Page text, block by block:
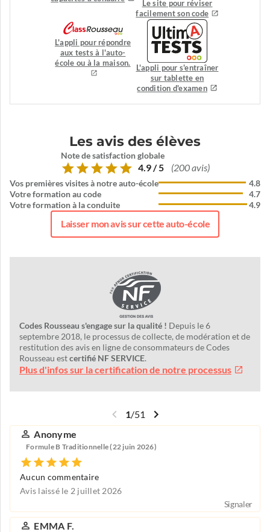
Le site pour réviser
facilement son code
L'appli pour répondre
aux tests à l'auto-
école ou à la maison.
L'appli pour s'entraîner
sur tablette en
condition d'examen
Les avis des élèves
Note de satisfaction globale
4.9 / 5 (200 avis)
Vos premières visites à notre auto-école
Votre formation au code
Votre formation à la conduite
4.8
4.7
4.9
Laisser mon avis sur cette auto-école
Codes Rousseau s'engage sur la qualité ! Depuis le 6
septembre 2018, le processus de collecte, de modération et de
restitution des avis en ligne de consommateurs de Codes
Rousseau estcertifié NF SERVICE.
Plus d'infos sur la certification de notre processus
1/51
Anonyme
Formule B Traditionnelle (22 juin 2026)
Aucun commentaire
Avis laissé le 2 juillet 2026
Signaler
EMMA F.